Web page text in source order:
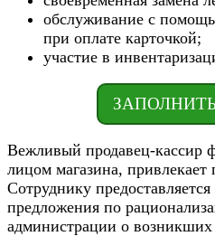
обслуживание с
при оплате карточкой;
участие в
Вежливый продавец-кассир
лицом магазина,
Сотруднику
предложения по
администрации о возникших